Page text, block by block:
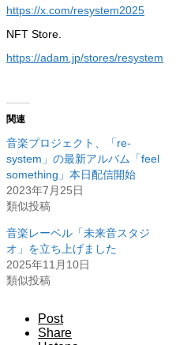
https://x.com/resystem2025
NFT Store.
https://adam.jp/stores/resystem
関連
音楽プロジェクト、「re-
system」の最新アルバム「feel
something」本日配信開始
2023年7月25日
類似投稿
音楽レーベル「未来音スタジ
オ」を立ち上げました
2025年11月10日
類似投稿
Post
Share